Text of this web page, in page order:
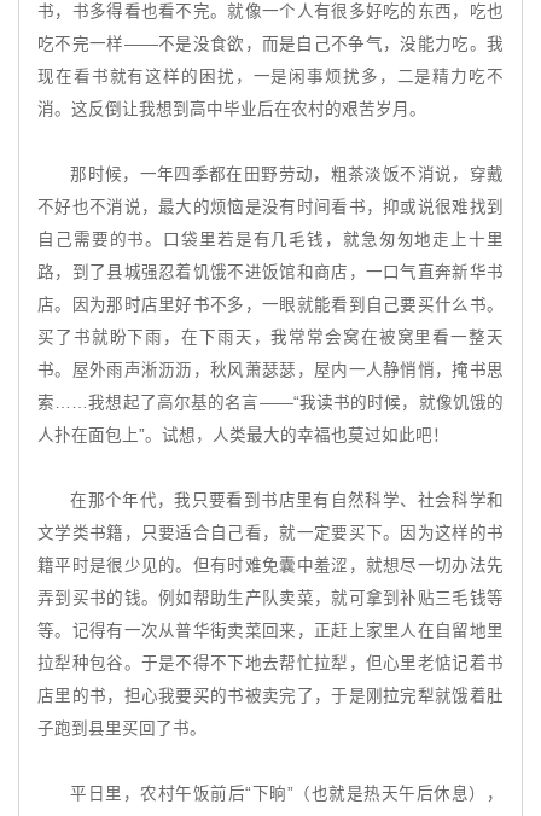
书，书多得看也看不完。就像一个人有很多好吃的东西，吃也
吃不完一样——不是没食欲，而是自己不争气，没能力吃。我
现在看书就有这样的困扰，一是闲事烦扰多，二是精力吃不
消。这反倒让我想到高中毕业后在农村的艰苦岁月。
那时候，一年四季都在田野劳动，粗茶淡饭不消说，穿戴
不好也不消说，最大的烦恼是没有时间看书，抑或说很难找到
自己需要的书。口袋里若是有几毛钱，就急匆匆地走上十里
路，到了县城强忍着饥饿不进饭馆和商店，一口气直奔新华书
店。因为那时店里好书不多，一眼就能看到自己要买什么书。
买了书就盼下雨，在下雨天，我常常会窝在被窝里看一整天
书。屋外雨声淅沥沥，秋风萧瑟瑟，屋内一人静悄悄，掩书思
索……我想起了高尔基的名言——“我读书的时候，就像饥饿的
人扑在面包上”。试想，人类最大的幸福也莫过如此吧！
在那个年代，我只要看到书店里有自然科学、社会科学和
文学类书籍，只要适合自己看，就一定要买下。因为这样的书
籍平时是很少见的。但有时难免囊中羞涩，就想尽一切办法先
弄到买书的钱。例如帮助生产队卖菜，就可拿到补贴三毛钱等
等。记得有一次从普华街卖菜回来，正赶上家里人在自留地里
拉犁种包谷。于是不得不下地去帮忙拉犁，但心里老惦记着书
店里的书，担心我要买的书被卖完了，于是刚拉完犁就饿着肚
子跑到县里买回了书。
平日里，农村午饭前后“下晌”（也就是热天午后休息），